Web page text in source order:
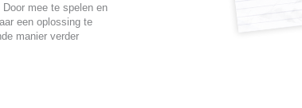
mee te spelen en
een oplossing te
manier verder